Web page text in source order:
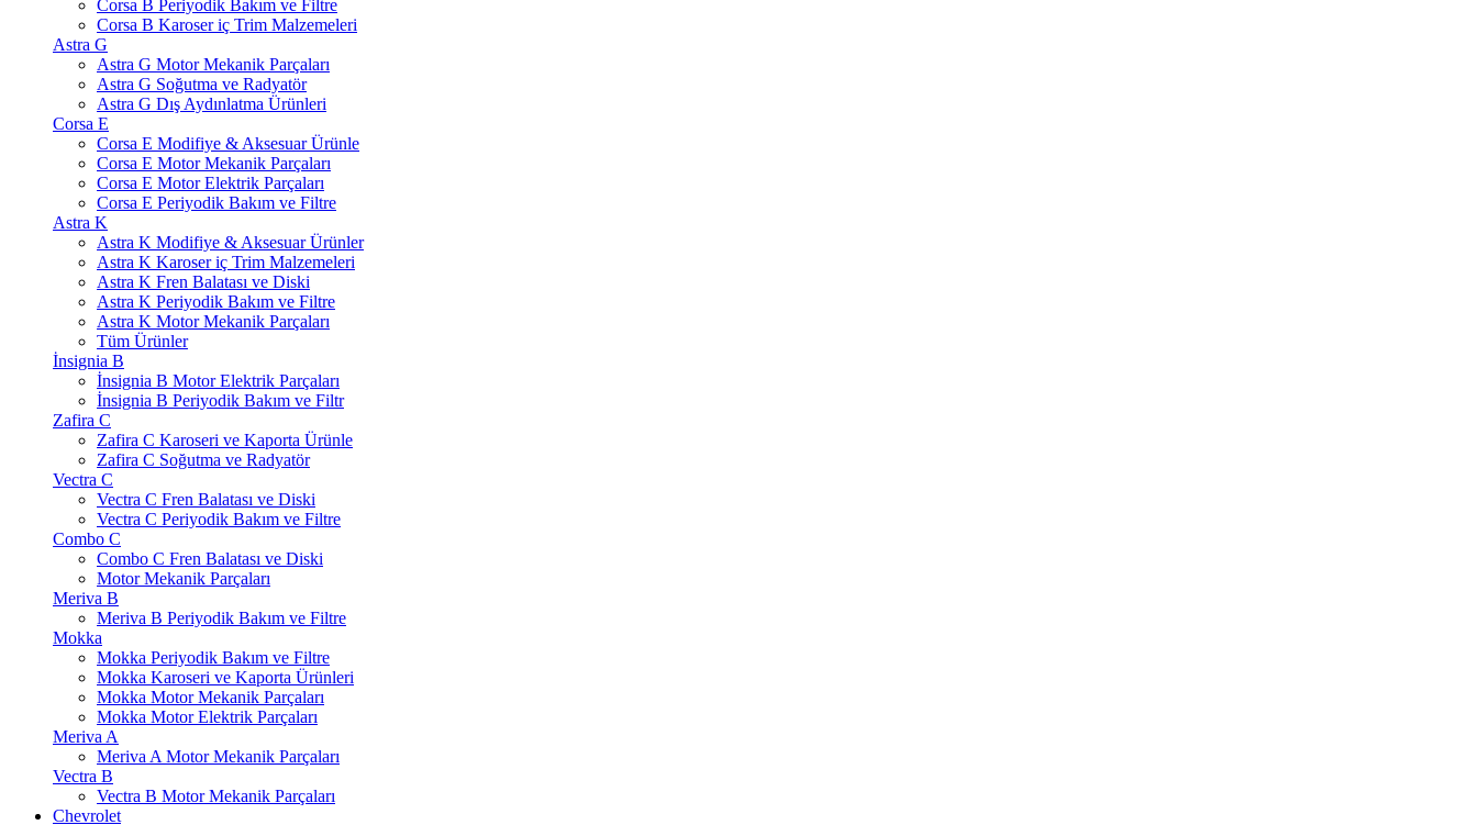
Corsa B Periyodik Bakım ve Filtre
Corsa B Karoser iç Trim Malzemeleri
Astra G
Astra G Motor Mekanik Parçaları
Astra G Soğutma ve Radyatör
Astra G Dış Aydınlatma Ürünleri
Corsa E
Corsa E Modifiye & Aksesuar Ürünle
Corsa E Motor Mekanik Parçaları
Corsa E Motor Elektrik Parçaları
Corsa E Periyodik Bakım ve Filtre
Astra K
Astra K Modifiye & Aksesuar Ürünler
Astra K Karoser iç Trim Malzemeleri
Astra K Fren Balatası ve Diski
Astra K Periyodik Bakım ve Filtre
Astra K Motor Mekanik Parçaları
Tüm Ürünler
İnsignia B
İnsignia B Motor Elektrik Parçaları
İnsignia B Periyodik Bakım ve Filtr
Zafira C
Zafira C Karoseri ve Kaporta Ürünle
Zafira C Soğutma ve Radyatör
Vectra C
Vectra C Fren Balatası ve Diski
Vectra C Periyodik Bakım ve Filtre
Combo C
Combo C Fren Balatası ve Diski
Motor Mekanik Parçaları
Meriva B
Meriva B Periyodik Bakım ve Filtre
Mokka
Mokka Periyodik Bakım ve Filtre
Mokka Karoseri ve Kaporta Ürünleri
Mokka Motor Mekanik Parçaları
Mokka Motor Elektrik Parçaları
Meriva A
Meriva A Motor Mekanik Parçaları
Vectra B
Vectra B Motor Mekanik Parçaları
Chevrolet